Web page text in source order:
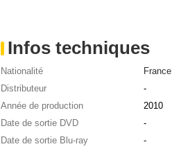
Infos techniques
Nationalité
France
Distributeur
-
Année de production
2010
Date de sortie DVD
-
Date de sortie Blu-ray
-